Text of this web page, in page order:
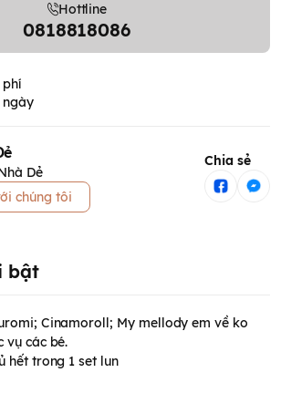
Hottline
0818818086
Dẻ
chúng tôi
Chia sẻ
bật
Cinamoroll; My mellody em về ko
vụ các bé.
hết trong 1 set lun